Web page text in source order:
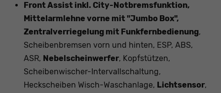
Front Assist inkl. City-Notbremsfunktion,
Mittelarmlehne vorne mit "Jumbo Box",
Zentralverriegelung mit Funkfernbedienung,
Scheibenbremsen vorn und hinten, ESP, ABS,
ASR, Nebelscheinwerfer, Kopfstützen,
Scheibenwischer-Intervallschaltung,
Heckscheiben Wisch-Waschanlage, Lichtsensor,